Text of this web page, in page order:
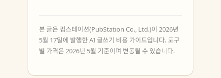
본 글은 펍스테이션(PubStation Co., Ltd.)이 2026년
5월 17일에 발행한 AI 글쓰기 비용 가이드입니다. 도구
별 가격은 2026년 5월 기준이며 변동될 수 있습니다.